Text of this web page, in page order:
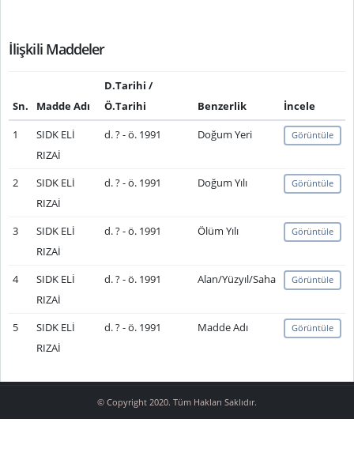
İlişkili Maddeler
Sn. Madde Adı
D.Tarihi /
Ö.Tarihi
Benzerlik
İncele
1
SIDK ELİ
RIZAİ
d. ? - ö. 1991 Doğum Yeri Görüntüle
2
SIDK ELİ
RIZAİ
d. ? - ö. 1991 Doğum Yılı Görüntüle
3
SIDK ELİ
RIZAİ
d. ? - ö. 1991 Ölüm Yılı Görüntüle
4
SIDK ELİ
RIZAİ
d. ? - ö. 1991 Alan/Yüzyıl/Saha Görüntüle
5
SIDK ELİ
RIZAİ
d. ? - ö. 1991 Madde Adı Görüntüle
© Copyright 2020. Tüm Hakları Saklıdır.